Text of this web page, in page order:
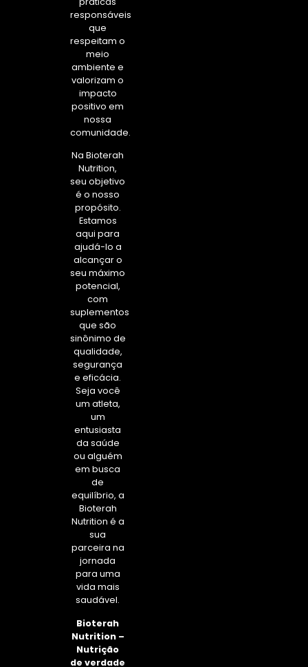
responsáveis
que
respeitam o
meio
ambiente e
valorizam o
impacto
positivo em
nossa
comunidade.
Na Bioterah
Nutrition,
seu objetivo
é o nosso
propósito.
Estamos
aqui para
ajudá-lo a
alcançar o
seu máximo
potencial,
com
suplementos
que são
sinônimo de
qualidade,
segurança
e eficácia.
Seja você
um atleta,
um
entusiasta
da saúde
ou alguém
em busca
de
equilíbrio, a
Bioterah
Nutrition é a
sua
parceira na
jornada
para uma
vida mais
saudável.
Bioterah
Nutrition –
Nutrição
de verdade